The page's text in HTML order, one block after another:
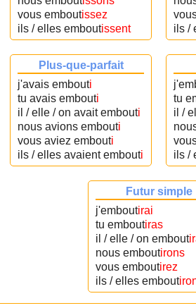
vous emboutissez
ils / elles emboutissent
ils /
Plus-que-parfait
j'avais embouti
tu avais embouti
il / elle / on avait embouti
nous avions embouti
vous aviez embouti
ils / elles avaient embouti
tu
il /
ils /
Futur simple
j'emboutirai
tu emboutiras
il / elle / on embout
nous emboutirons
vous emboutirez
ils / elles embout